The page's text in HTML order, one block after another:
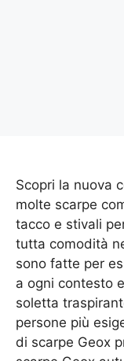
Scopri la nuova
molte scarpe
tacco e stivali
tutta comodità
sono fatte per
a ogni contesto
soletta
persone più
di scarpe Geox